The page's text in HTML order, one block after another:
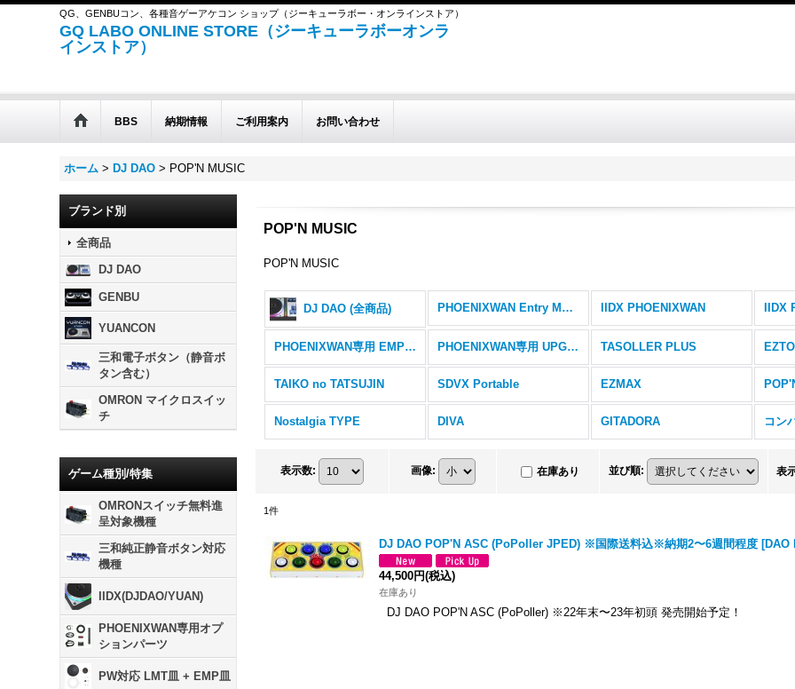
QG、GENBUコン、各種音ゲーアケコン ショップ（ジーキューラボー・オンラインストア）
GQ LABO ONLINE STORE（ジーキューラボーオンラ
インストア）
BBS 納期情報 ご利用案内 お問い合わせ
ホーム > DJ DAO > POP'N MUSIC
ブランド別
全商品
DJ DAO
GENBU
YUANCON
三和電子ボタン（静音ボ
タン含む）
OMRON マイクロスイッ
チ
ゲーム種別/特集
OMRONスイッチ無料進
呈対象機種
三和純正静音ボタン対応
機種
IIDX(DJDAO/YUAN)
PHOENIXWAN専用オプ
ションパーツ
PW対応 LMT皿 + EMP皿
POP'N MUSIC
POP'N MUSIC
DJ DAO (全商品) PHOENIXWAN Entry Model IIDX PHOENIXWAN
PHOENIXWAN専用 EMP + LMT 皿 PHOENIXWAN専用 UPGキット+パーツ TASOLLER PLUS
TAIKO no TATSUJIN SDVX Portable EZMAX
Nostalgia TYPE DIVA GITADORA コン
表示数: 画像: 在庫あり 並び順: 表
1件
DJ DAO POP'N ASC (PoPoller JPED) ※国際送料込※納期2〜6週間程度 [DAO
44,500円(税込)
在庫あり
DJ DAO POP'N ASC (PoPoller) ※22年末〜23年初頭 発売開始予定！